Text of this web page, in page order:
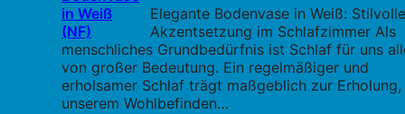
Elegante Bodenvase in Weiß: Stilvolle
Akzentsetzung im Schlafzimmer Als
menschliches Grundbedürfnis ist Schlaf für uns
von großer Bedeutung. Ein regelmäßiger und
erholsamer Schlaf trägt maßgeblich zur Erholung,
unserem Wohlbefinden…